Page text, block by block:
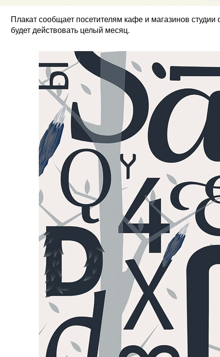
Плакат сообщает посетителям кафе и магазинов
будет действовать целый месяц.